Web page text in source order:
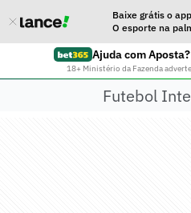
Baixe grátis o
O esporte na
Ajuda com Aposta?
18+ Ministério da Fazenda
Futebol